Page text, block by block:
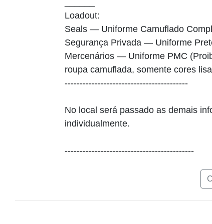
Loadout:
Seals — Uniforme Camuflado
Segurança Privada — Uniforme
Mercenários — Uniforme PMC
roupa camuflada, somente cores
-----------------------------------------
No local será passado as demais
individualmente.
-------------------------------------------